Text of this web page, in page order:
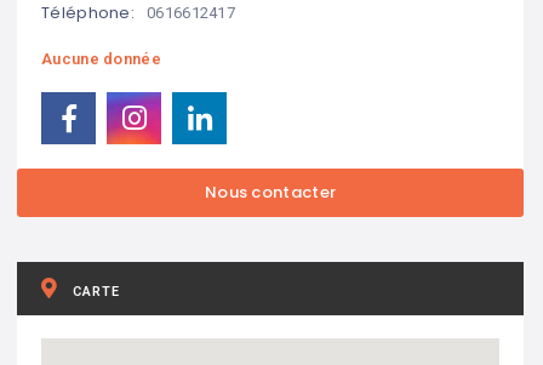
Téléphone: 0616612417
Aucune donnée
CARTE